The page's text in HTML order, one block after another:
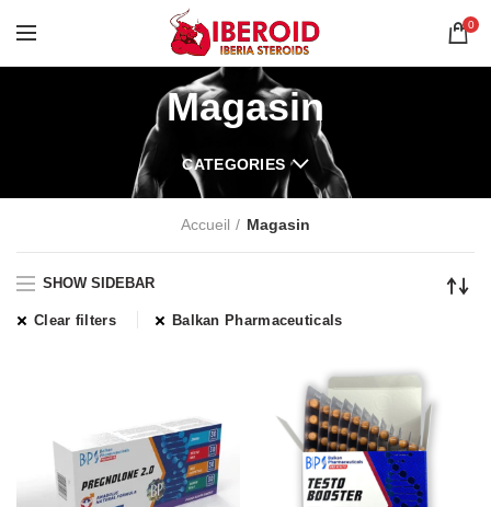
0
Magasin
CATEGORIES
Accueil Magasin
SHOW SIDEBAR
Clear filters Balkan Pharmaceuticals